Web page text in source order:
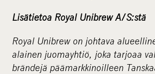
Lisätietoa Royal Unibrew A/S:stä
Royal Unibrew on johtava
alainen juomayhtiö, joka tarjoaa
brändejä päämarkkinoilleen